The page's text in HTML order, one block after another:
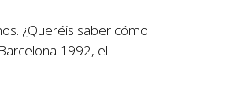
¿Queréis saber cómo
1992, el